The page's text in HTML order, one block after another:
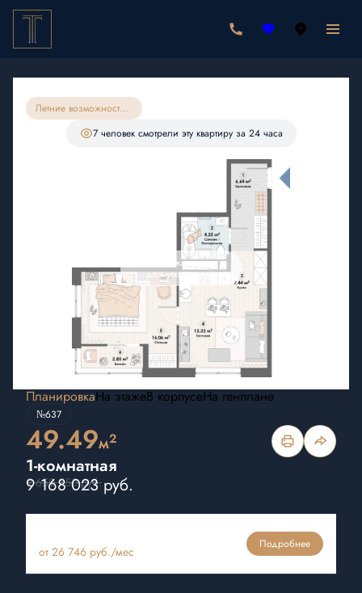
1-комнатная 9 650 550 руб.
9 168 023 руб.
Ипотека
Летние возможности на квартиры 49м83
7 человек смотрели эту квартиру за 24 часа
Нажмите
для увеличения
ПланировкаНа этажеВ корпусеНа генплане
№637
49.49м2
1-комнатная
9 650 550 руб.
9 168 023 руб.
от 26 746 руб./мес
Подробнее